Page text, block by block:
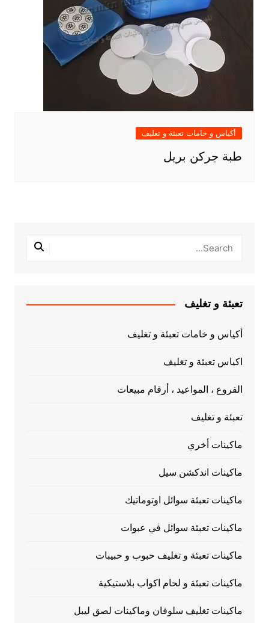
أكياس و خامات تعبئة و تغليف
طبة جركن بريل
تعبئة و تغليف
أكياس و خامات تعبئة و تغليف
اكياس تعبئة و تغليف
الفروع ، المواعيد ، أرقام مبيعات
تعبئة و تغليف
ماكينات أخري
ماكينات اندكشن سيل
ماكينات تعبئة سوائل اوتوماتيك
ماكينات تعبئة سوائل في عبوات
ماكينات تعبئة و تغليف حبوب و حبيبات
ماكينات تعبئة و لحام اكواب بلاستيكية
ماكينات تغليف سلوفان وماكينات لصق ليبل